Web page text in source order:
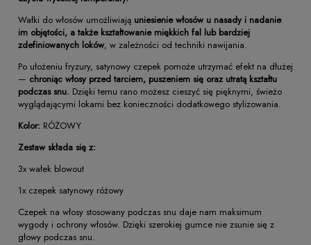
Wałki do włosów umożliwiają uniesienie włosów u nasady i nadanie
im objętości, a także kształtowanie miękkich fal lub bardziej
zdefiniowanych loków, w zależności od techniki nawijania.
Po ułożeniu fryzury, satynowy czepek pomoże utrzymać efekt na dłużej
— chroniąc włosy przed tarciem, puszeniem się oraz utratą kształtu
podczas snu. Dzięki temu rano możesz cieszyć się pięknymi, świeżo
wyglądającymi lokami bez konieczności dodatkowego stylizowania.
Kolor: RÓŻOWY
Zestaw składa się z:
3x wałek blowout
1x czepek satynowy różowy
Czepek na włosy stosowany podczas snu daje nam maksimum
wygody i ochrony włosów. Dzięki szerokiej gumce nie zsunie się z
głowy podczas snu.